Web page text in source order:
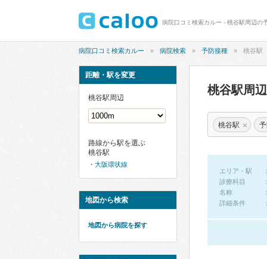
病院口コミ検索カルー - 桃谷駅周辺の
病院口コミ検索カルー 病院検索 予防接種 桃谷駅
桃谷駅周
桃谷駅 ×
エリア・駅
診療科目
名称
詳細条件
距離・駅を変更
桃谷駅周辺
路線から駅を選ぶ
桃谷駅
大阪環状線
地図から検索
地図から病院を探す